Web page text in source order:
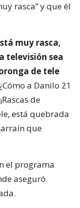
rasca” y que él
muy rasca,
televisión sea
de tele
a Danilo 21
de
está quebrada
que
el programa
aseguró